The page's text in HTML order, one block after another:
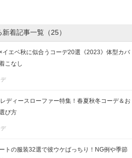
着記事一覧（25）
イエベ秋に似合うコーデ20選《2023》体型カバ
こなし
レディースローファー特集！春夏秋冬コーデ＆お
び方
トの服装32選で彼ウケばっちり！NG例や季節